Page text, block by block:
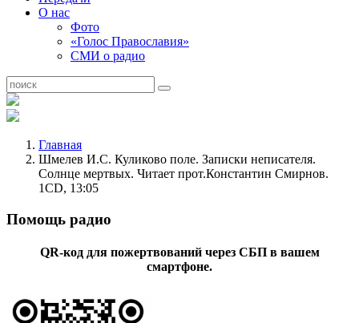
О нас
Фото
«Голос Православия»
СМИ о радио
Главная
Шмелев И.С. Куликово поле. Записки неписателя.
Солнце мертвых. Читает прот.Константин Смирнов.
1CD, 13:05
Помощь радио
QR-код для пожертвований через СБП в вашем
смартфоне.